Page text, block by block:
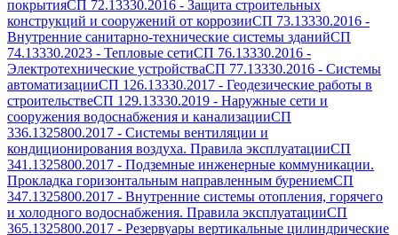
покрытияСП 72.13330.2016 - Защита строительных
конструкций и сооружений от коррозииСП 73.13330.2016 -
Внутренние санитарно-технические системы зданийСП
74.13330.2023 - Тепловые сетиСП 76.13330.2016 -
Электротехнические устройстваСП 77.13330.2016 - Системы
автоматизацииСП 126.13330.2017 - Геодезические работы в
строительствеСП 129.13330.2019 - Наружные сети и
сооружения водоснабжения и канализацииСП
336.1325800.2017 - Системы вентиляции и
кондиционирования воздуха. Правила эксплуатацииСП
341.1325800.2017 - Подземные инженерные коммуникации.
Прокладка горизонтальным направленным бурениемСП
347.1325800.2017 - Внутренние системы отопления, горячего
и холодного водоснабжения. Правила эксплуатацииСП
365.1325800.2017 - Резервуары вертикальные цилиндрические